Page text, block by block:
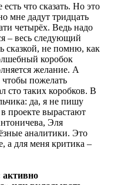
что сказать. Но это
мне дадут тридцать
четырёх. Ведь надо
– весь следующий
сказкой, не помню, как
коробок
желание. А
пожелать
сто таких коробков. В
да, я не пишу
в проекте вырастают
Эля
аналитики. Это
а для меня критика –
активно